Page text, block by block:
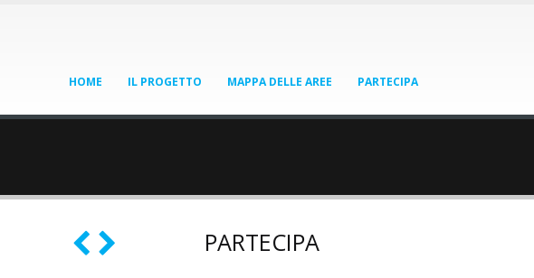
HOME IL PROGETTO MAPPA DELLE AREE PARTECIPA
PARTECIPA